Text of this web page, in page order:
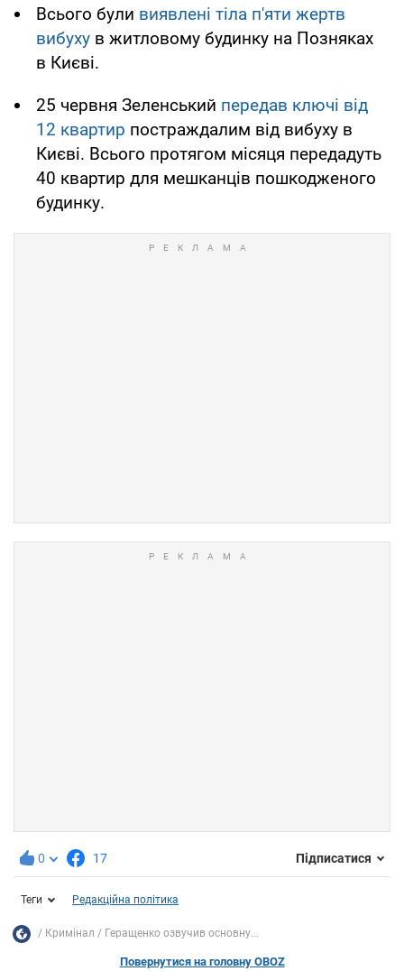
Всього були виявлені тіла п'яти жертв
вибуху в житловому будинку на Позняках
в Києві.
25 червня Зеленський передав ключі від
12 квартир постраждалим від вибуху в
Києві. Всього протягом місяця передадуть
40 квартир для мешканців пошкодженого
будинку.
0 17 Підписатися
Теги Редакційна політика
Кримінал Геращенко озвучив основну...
Повернутися на головну OBOZ